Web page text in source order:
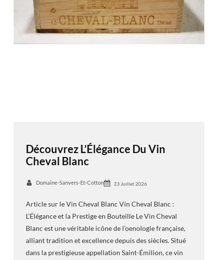
Découvrez L’Élégance Du Vin
Cheval Blanc
Domaine-Sanvers-Et-Cotton 23 Juillet 2026
Article sur le Vin Cheval Blanc Vin Cheval Blanc :
L’Élégance et la Prestige en Bouteille Le Vin Cheval
Blanc est une véritable icône de l’oenologie française,
alliant tradition et excellence depuis des siècles. Situé
dans la prestigieuse appellation Saint-Émilion, ce vin